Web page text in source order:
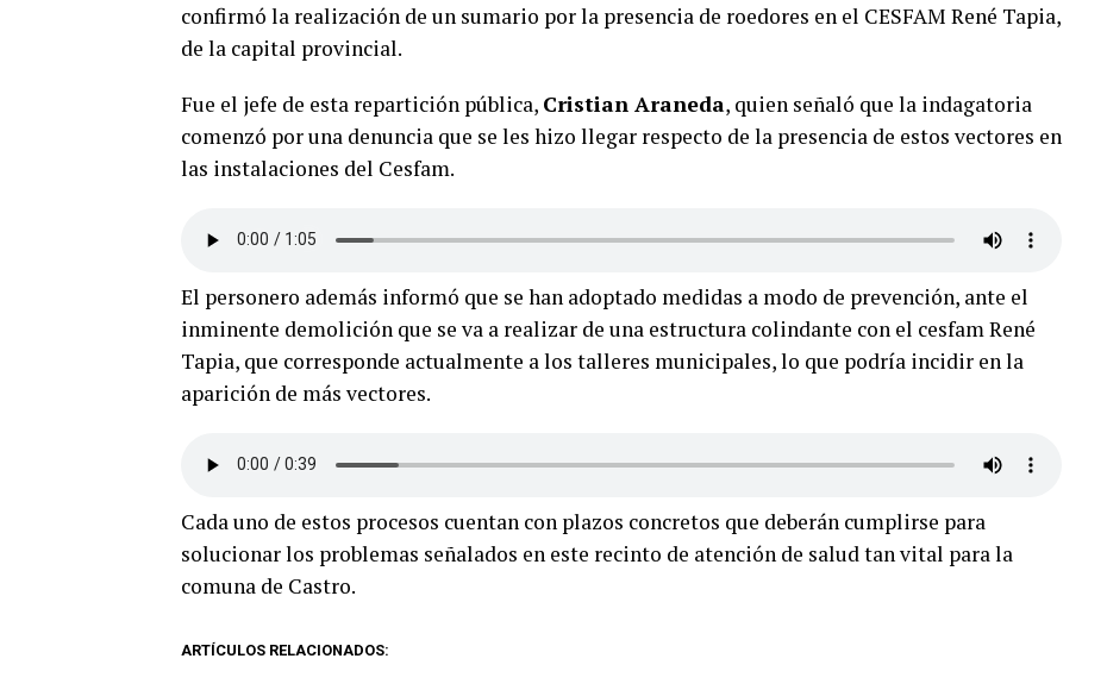
confirmó la realización de un sumario por la presencia de roedores en el CESFAM René Tapia,
de la capital provincial.
Fue el jefe de esta repartición pública, Cristian Araneda, quien señaló que la indagatoria
comenzó por una denuncia que se les hizo llegar respecto de la presencia de estos vectores en
las instalaciones del Cesfam.
El personero además informó que se han adoptado medidas a modo de prevención, ante el
inminente demolición que se va a realizar de una estructura colindante con el cesfam René
Tapia, que corresponde actualmente a los talleres municipales, lo que podría incidir en la
aparición de más vectores.
Cada uno de estos procesos cuentan con plazos concretos que deberán cumplirse para
solucionar los problemas señalados en este recinto de atención de salud tan vital para la
comuna de Castro.
ARTÍCULOS RELACIONADOS: